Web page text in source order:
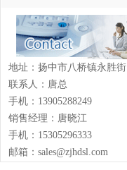
地址：扬中市八桥镇永胜街
联系人：唐总
手机：13905288249
销售经理：唐晓江
手机：15305296333
邮箱：sales@zjhdsl.com